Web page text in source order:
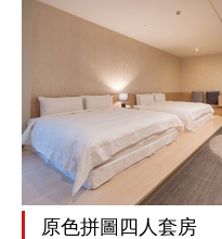
原色拼圖四人套房